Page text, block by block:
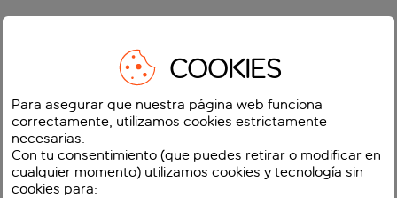
COOKIES
Para asegurar que nuestra página web funciona
correctamente, utilizamos cookies estrictamente
necesarias.
Con tu consentimiento (que puedes retirar o modificar en
cualquier momento) utilizamos cookies y tecnología sin
cookies para: